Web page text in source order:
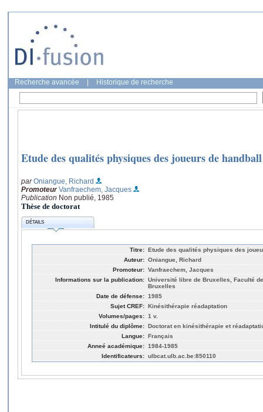
Recherche avancée Historique de recherche
Etude des qualités physiques des joueurs de
parOniangue, Richard
Promoteur Vanfraechem, Jacques
Publication Non publié, 1985
Thèse de doctorat
DÉTAILS
Titre: Etude des qualités physiques des
Auteur: Oniangue, Richard
Promoteur: Vanfraechem, Jacques
Informations sur la publication: Université libre de Bruxelles, Faculté
Bruxelles
Date de défense: 1985
Sujet CREF: Kinésithérapie réadaptation
Volumes/pages: 1 v.
Intitulé du diplôme: Doctorat en kinésithérapie et
Langue: Français
Anneé académique: 1984-1985
Identificateurs: ulbcat.ulb.ac.be:850110